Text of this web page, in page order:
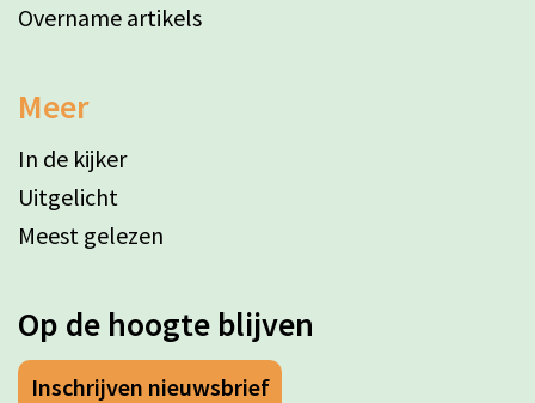
Overname artikels
Meer
In de kijker
Uitgelicht
Meest gelezen
Op de hoogte blijven
Inschrijven nieuwsbrief